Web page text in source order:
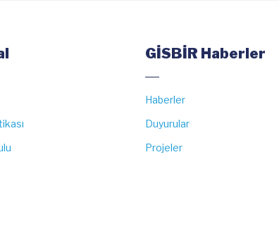
GİSBİR Haberler
Haberler
Duyurular
Projeler